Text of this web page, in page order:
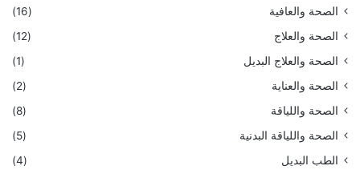
الصحة والعافية
(16)
الصحة والعلاج
(12)
الصحة والعلاج البديل
(1)
الصحة والعناية
(2)
الصحة واللياقة
(8)
الصحة واللياقة البدنية
(5)
الطب البديل
(4)